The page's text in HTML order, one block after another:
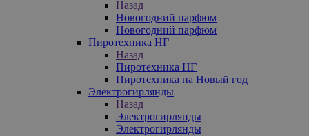
Назад
Новогодний парфюм
Новогодний парфюм
Пиротехника НГ
Назад
Пиротехника НГ
Пиротехника на Новый год
Электрогирлянды
Назад
Электрогирлянды
Электрогирлянды